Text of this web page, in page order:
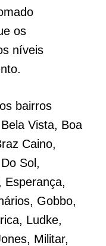
os
níveis
bairros
Vista, Boa
Caino,
Sol,
Esperança,
Gobbo,
Ludke,
Militar,